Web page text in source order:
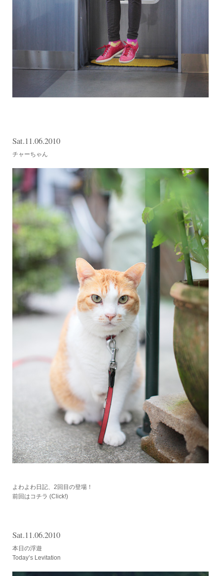
Sat.11.06.2010
チャーちゃん
よわよわ日記、2回目の登場！
前回はコチラ (Click!)
Sat.11.06.2010
本日の浮遊
Today’s Levitation